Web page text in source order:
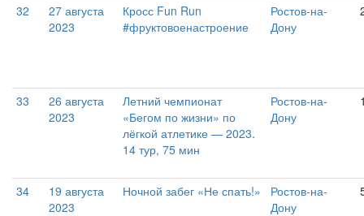
32
27 августа
2023
Кросс Fun Run
#фруктовоенастроение
Ростов-на-
Дону
33
26 августа
2023
Летний чемпионат
«Бегом по жизни» по
лёгкой атлетике — 2023.
14 тур, 75 мин
Ростов-на-
Дону
34
19 августа
2023
Ночной забег «Не спать!»
Ростов-на-
Дону